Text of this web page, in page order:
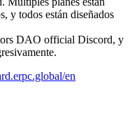
y todos están diseñados
DAO official Discord, y
en